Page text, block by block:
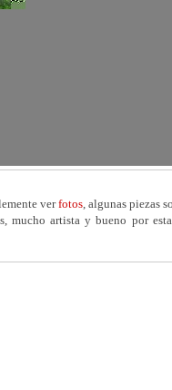
verfotos,algunas piezas
mucho artista y bueno por